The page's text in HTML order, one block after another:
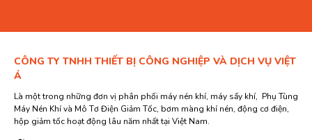
CÔNG TY TNHH THIẾT BỊ CÔNG NGHIỆP VÀ DỊCH VỤ VIỆT
Á
Là một trong những đơn vị phân phối máy nén khí, máy sấy khí, Phụ Tùng
Máy Nén Khí và Mô Tơ Điện Giảm Tốc, bơm màng khí nén, động cơ điện,
hộp giảm tốc hoạt động lâu năm nhất tại Việt Nam.